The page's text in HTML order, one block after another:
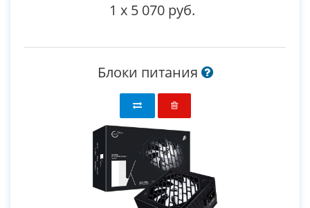
1 x 5 070 руб.
Блоки питания